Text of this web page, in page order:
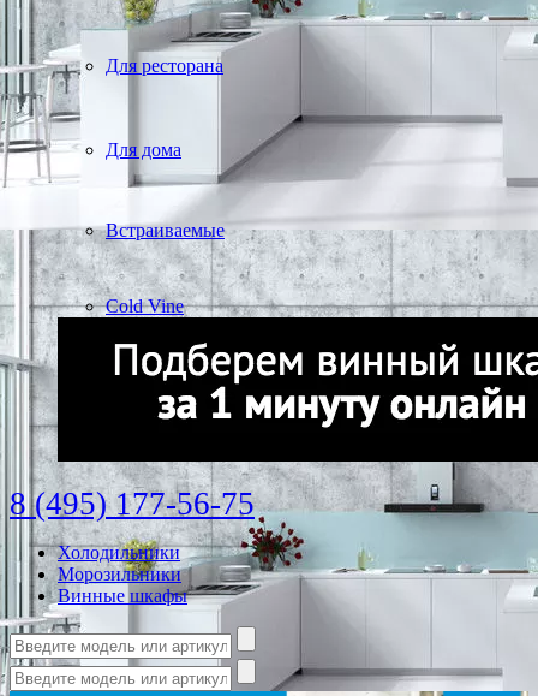
Для ресторана
Для дома
Встраиваемые
Cold Vine
8 (495) 177-56-75
Холодильники
Морозильники
Винные шкафы